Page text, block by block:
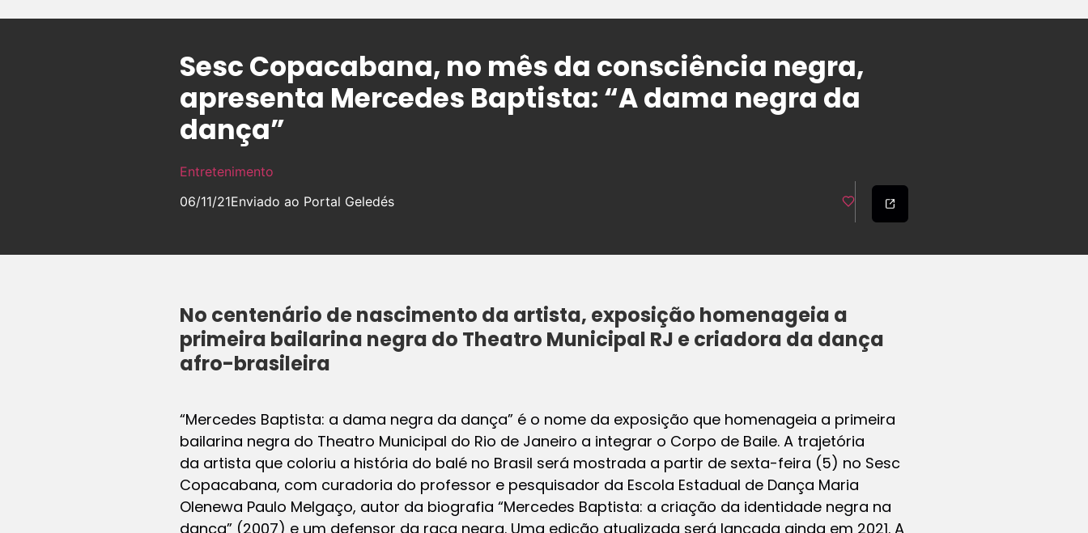
Sesc Copacabana, no mês da consciência negra,
apresenta Mercedes Baptista: “A dama negra da
dança”
Entretenimento
06/11/21Enviado ao Portal Geledés
No centenário de nascimento da artista, exposição homenageia a
primeira bailarina negra do Theatro Municipal RJ e criadora da dança
afro-brasileira
“Mercedes Baptista: a dama negra da dança” é o nome da exposição que homenageia a primeira
bailarina negra do Theatro Municipal do Rio de Janeiro a integrar o Corpo de Baile. A trajetória
da artista que coloriu a história do balé no Brasil será mostrada a partir de sexta-feira (5) no Sesc
Copacabana, com curadoria do professor e pesquisador da Escola Estadual de Dança Maria
Olenewa Paulo Melgaço, autor da biografia “Mercedes Baptista: a criação da identidade negra na
dança” (2007) e um defensor da raça negra. Uma edição atualizada será lançada ainda em 2021. A